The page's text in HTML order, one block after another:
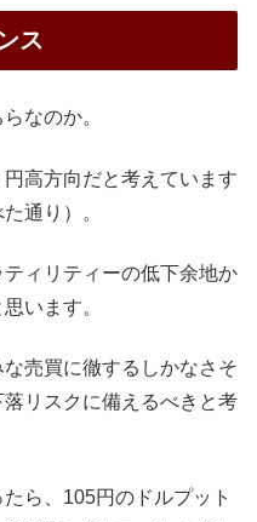
ス
なのか。
高方向だと考えています
通り）。
ィリティーの低下余地か
思います。
売買に徹するしかなさそ
リスクに備えるべきと考
ら、105円のドルプット